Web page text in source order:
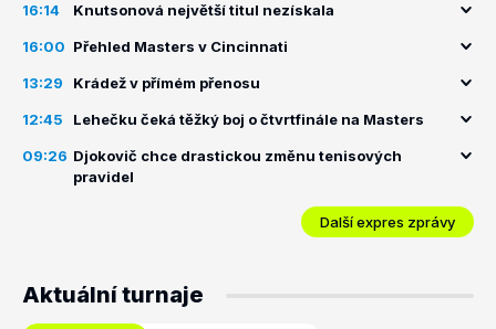
16:14 Knutsonová největší titul nezískala
16:00 Přehled Masters v Cincinnati
13:29 Krádež v přímém přenosu
12:45 Lehečku čeká těžký boj o čtvrtfinále na Masters
09:26 Djokovič chce drastickou změnu tenisových
pravidel
Další expres zprávy
Aktuální turnaje